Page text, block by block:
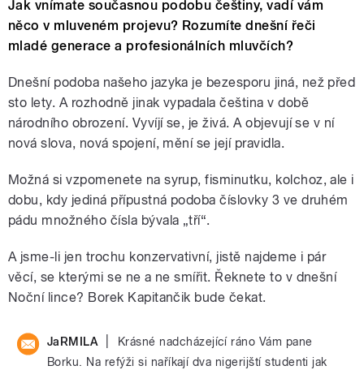
Jak vnímate současnou podobu češtiny, vadí vám
něco v mluveném projevu? Rozumíte dnešní řeči
mladé generace a profesionálních mluvčích?
Dnešní podoba našeho jazyka je bezesporu jiná, než před
sto lety. A rozhodně jinak vypadala čeština v době
národního obrození. Vyvíjí se, je živá. A objevují se v ní
nová slova, nová spojení, mění se její pravidla.
Možná si vzpomenete na syrup, fisminutku, kolchoz, ale i
dobu, kdy jediná přípustná podoba číslovky 3 ve druhém
pádu množného čísla bývala „tří“.
A jsme-li jen trochu konzervativní, jistě najdeme i pár
věcí, se kterými se ne a ne smířit. Řeknete to v dnešní
Noční lince? Borek Kapitančik bude čekat.
JaRMILA
Krásné nadcházející ráno Vám pane
Borku. Na refýži si naříkají dva nigerijští studenti jak